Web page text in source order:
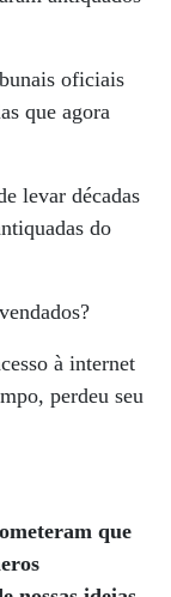
oficiais
que agora
levar décadas
do
à internet
perdeu seu
que